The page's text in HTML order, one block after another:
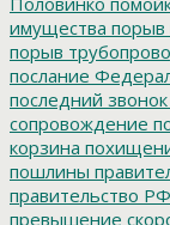
имущества порыв
порыв
послание
последний звонок
сопровождение
корзина
пошлины
правительство РФ
превышение